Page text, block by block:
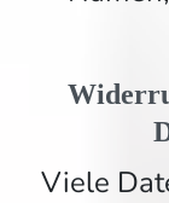
Viele